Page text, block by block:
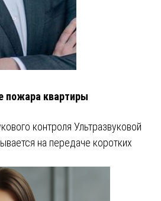
пожара квартиры
контроля Ультразвуковой
на передаче коротких